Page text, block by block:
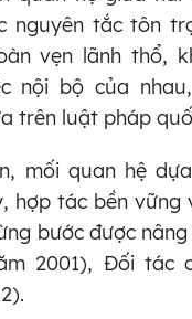
nguyên tắc tôn
vẹn lãnh thổ,
nội bộ của
trên luật pháp
mối quan hệ
hợp tác bền vững
bước được
2001), Đối tác